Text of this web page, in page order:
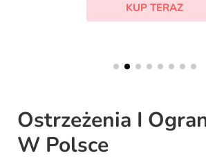
KUP TERAZ
Ostrzeżenia I
W Polsce